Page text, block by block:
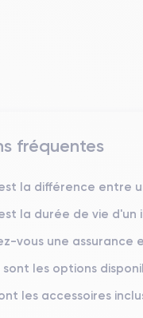
mm
fréquentes
la différence entre
la durée de vie d'un
vous une assurance
sont les options
les accessoires